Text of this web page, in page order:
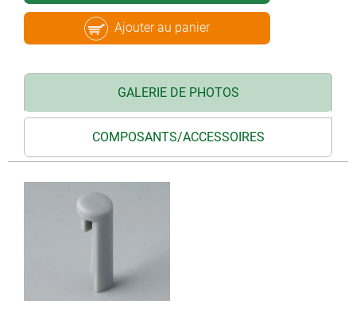
Ajouter au panier
GALERIE DE PHOTOS
COMPOSANTS/ACCESSOIRES